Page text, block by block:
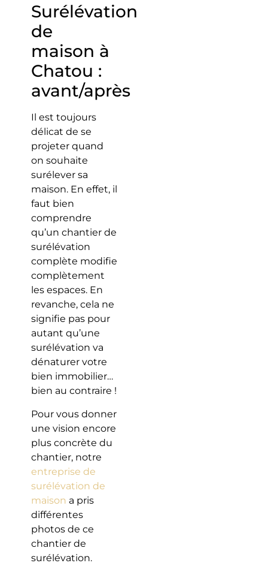
Surélévation
de
maison à
Chatou :
avant/après
Il est toujours
délicat de se
projeter quand
on souhaite
surélever sa
maison. En effet, il
faut bien
comprendre
qu’un chantier de
surélévation
complète modifie
complètement
les espaces. En
revanche, cela ne
signifie pas pour
autant qu’une
surélévation va
dénaturer votre
bien immobilier…
bien au contraire !
Pour vous donner
une vision encore
plus concrète du
chantier, notre
entreprise de
surélévation de
maison a pris
différentes
photos de ce
chantier de
surélévation.